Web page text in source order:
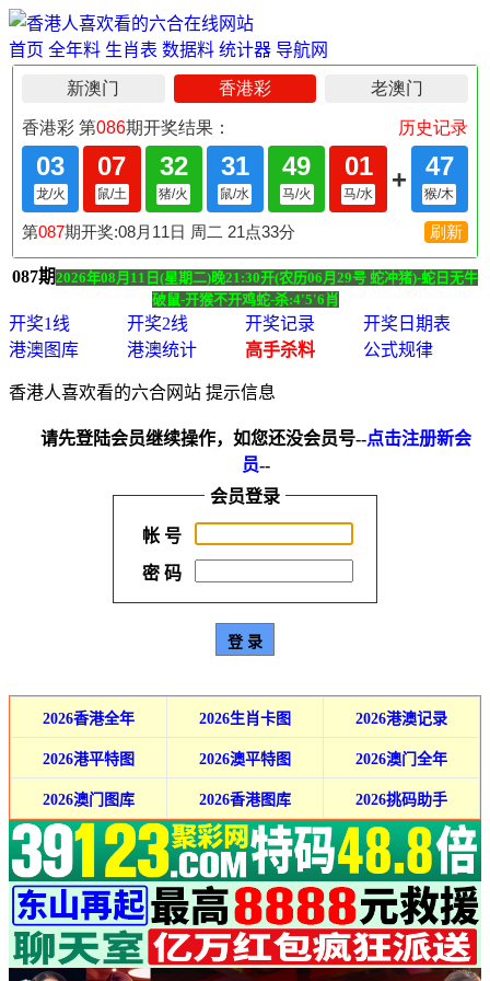
首页 全年料 生肖表 数据料 统计器 导航网
087期2026年08月11日(星期二)晚21:30开(农历06月29号 蛇冲猪)-蛇日无牛
破鼠-开猴不开鸡蛇-杀:4'5'6肖
开奖1线 开奖2线 开奖记录
开奖日期表
港澳图库
港澳统计 高手杀料 公式规律
香港人喜欢看的六合网站 提示信息
请先登陆会员继续操作，如您还没会员号--点击注册新会
员--
会员登录
帐 号
密 码
2026香港全年 2026生肖卡图 2026港澳记录
2026港平特图 2026澳平特图 2026澳门全年
2026澳门图库 2026香港图库 2026挑码助手